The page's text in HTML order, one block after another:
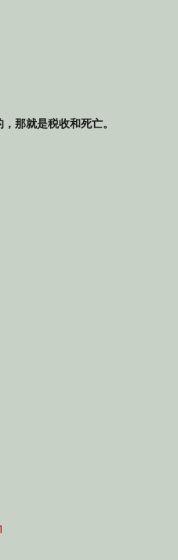
那就是税收和死亡。